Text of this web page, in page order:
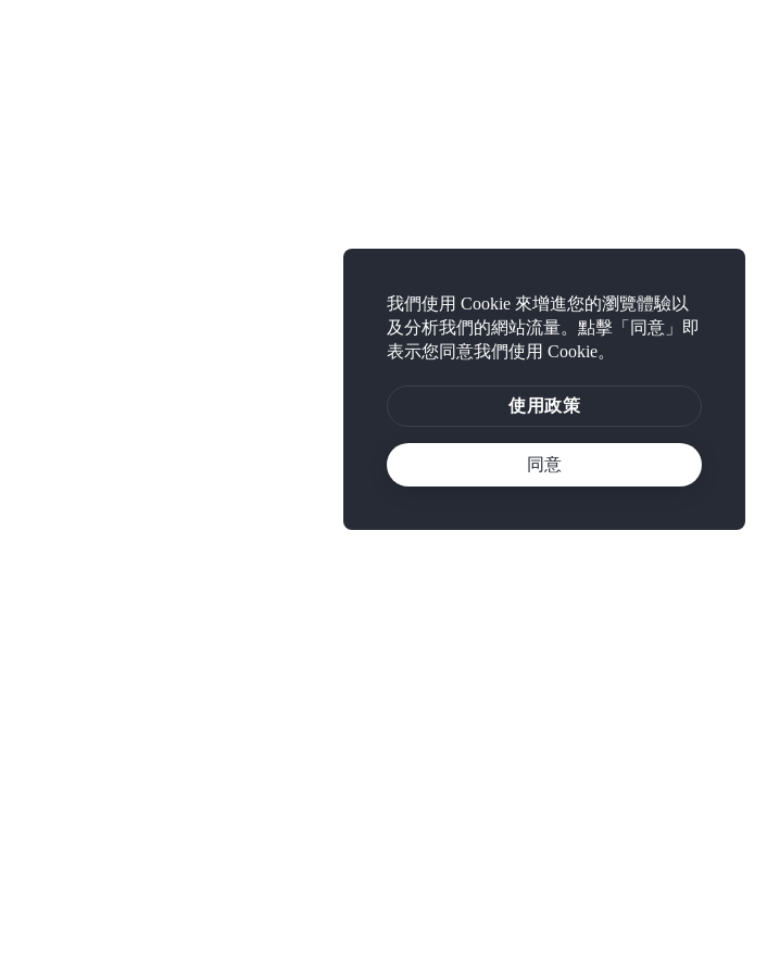
我們使用 Cookie 來增進您的瀏覽體驗以
及分析我們的網站流量。點擊「同意」即
表示您同意我們使用 Cookie。
使用政策
同意